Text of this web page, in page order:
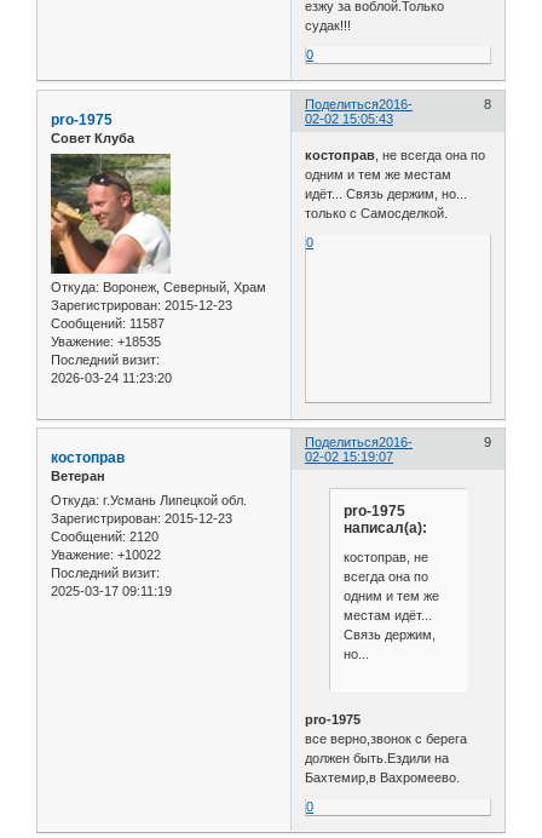
езжу за воблой.Только
судак!!!
0
Поделиться 8
2016-
02-02 15:05:43
pro-1975
Совет Клуба
Откуда: Воронеж, Северный, Храм
Зарегистрирован: 2015-12-23
Сообщений: 11587
Уважение: +18535
Последний визит:
2026-03-24 11:23:20
костоправ , не всегда она по
одним и тем же местам
идёт... Связь держим, но...
только с Самосделкой.
0
Поделиться 9
2016-
02-02 15:19:07
костоправ
Ветеран
Откуда: г.Усмань Липецкой обл.
Зарегистрирован: 2015-12-23
Сообщений: 2120
Уважение: +10022
Последний визит:
2025-03-17 09:11:19
pro-1975
написал(а):
костоправ, не
всегда она по
одним и тем же
местам идёт...
Связь держим,
но...
pro-1975
все верно,звонок с берега
должен быть.Ездили на
Бахтемир,в Вахромеево.
0